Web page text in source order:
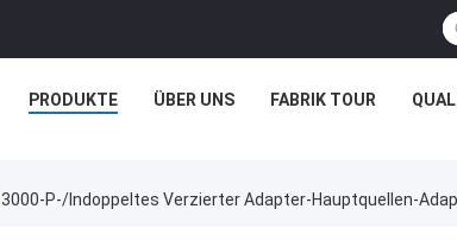
PRODUKTE ÜBER UNS FABRIK TOUR
3000-P-/indoppeltes Verzierter Adapter-Hauptquellen-